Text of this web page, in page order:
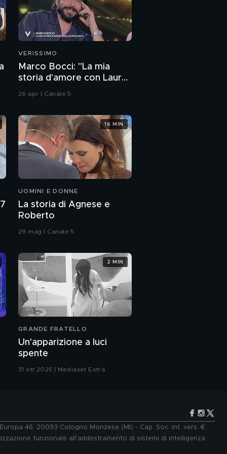
La verità di Bianca
Annalisa Minetti e
Vi presentiamo Elèna
minetti
Gabriele Cirill, l'amico
PROSSIMO VIDEO
Sempre più Ken,
sempre meno umano
Rodrigo Alvarez nella
casa de "Il Grande
Fratello"
Bramieri
Questo governo s'ha
VERISSIMO
Marco Bocci: "La mia
storia d'amore con Laura
Chiatti"
26 apr | Canale 5
UOMINI E DONNE
La storia di Agnese e
Roberto
29 mag | Canale 5
16 MIN
GRANDE FRATELLO
Un'apparizione a luci
spente
31 ott 2025 | Mediaset Extra
2 MIN
46, 20093 Cologno Monzese (MI) - Cap. Soc. int. vers. €
funzionale all'addestramento di sistemi di intelligenza